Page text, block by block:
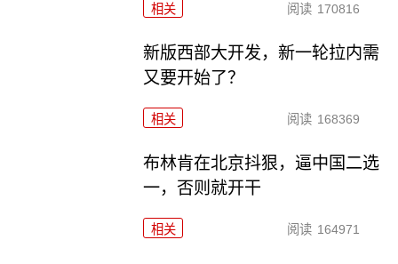
相关 阅读 170816
新版西部大开发，新一轮拉内需
又要开始了？
相关 阅读 168369
布林肯在北京抖狠，逼中国二选
一，否则就开干
相关 阅读 164971